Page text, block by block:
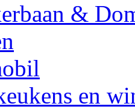
&
en